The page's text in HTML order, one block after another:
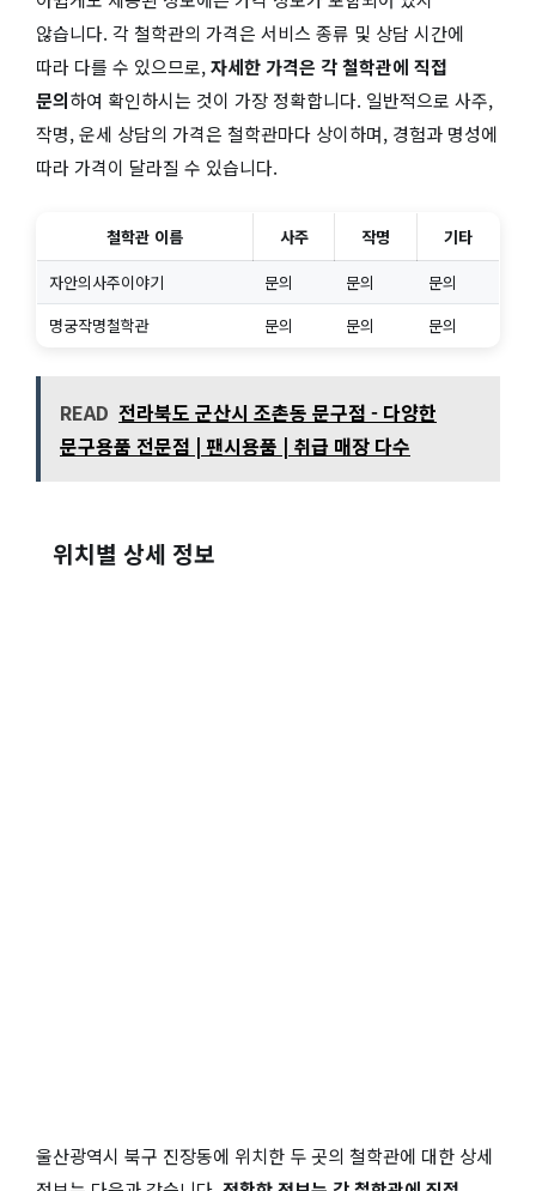
않습니다. 각 철학관의 가격은 서비스 종류 및 상담 시간에
따라 다를 수 있으므로,자세한 가격은 각 철학관에 직접
문의하여 확인하시는 것이 가장 정확합니다. 일반적으로 사주,
작명, 운세 상담의 가격은 철학관마다 상이하며, 경험과 명성에
따라 가격이 달라질 수 있습니다.
철학관 이름 사주 작명
기타
자안의사주이야기
문의 문의
문의
명궁작명철학관
문의 문의 문의
READ 전라북도 군산시 조촌동 문구점 - 다양한
문구용품 전문점 | 팬시용품 | 취급 매장 다수
위치별 상세 정보
울산광역시 북구 진장동에 위치한 두 곳의 철학관에 대한 상세